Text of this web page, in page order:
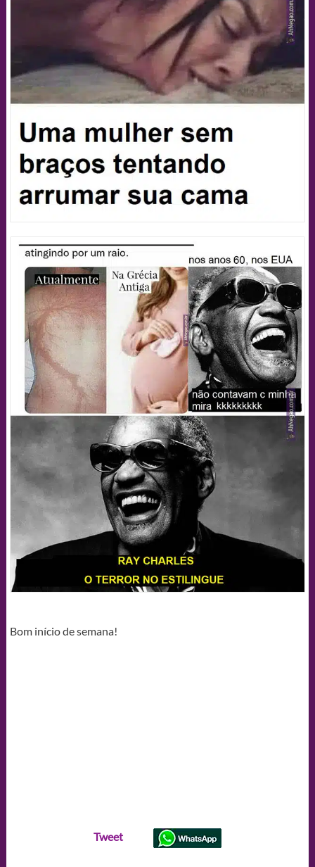
Bom início de semana!
Tweet